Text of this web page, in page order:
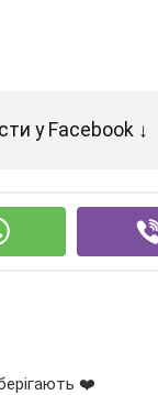
у Facebook ↓
❤️